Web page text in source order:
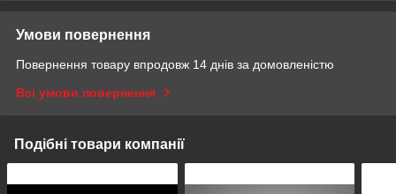
Умови повернення
Повернення товару впродовж 14 днів за домовленістю
Всі умови повернення
Подібні товари компанії